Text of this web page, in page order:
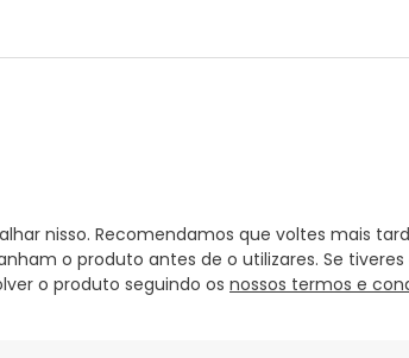
nisso. Recomendamos que voltes mais
o produto antes de o utilizares. Se
o produto seguindo os nossos termos e